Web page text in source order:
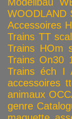
WOODLAND
Accessoires
Trains TT
Trains HOm
Trains On30
Trains éch I
accessoires
animaux
genre